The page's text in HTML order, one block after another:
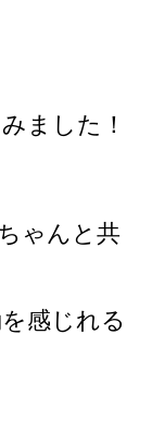
ました！
ゃんと共
感じれる